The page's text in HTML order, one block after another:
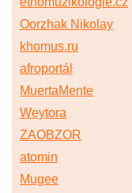
Oorzhak Nikolay
khomus.ru
afroportál
MuertaMente
Weytora
ZAOBZOR
atomin
Mugee